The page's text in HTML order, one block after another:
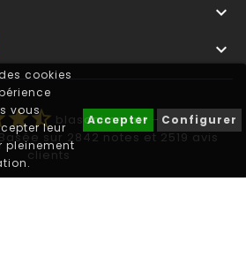
cookies
vous
leur
pleinement
Accepter Configurer


starstar_half blasonimmat® -
sur 2842notes et2519avis
clients